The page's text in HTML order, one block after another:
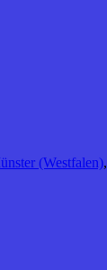
(Westfalen),